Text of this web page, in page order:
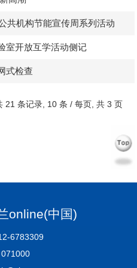
共机构节能宣传周系列活动
室开放互学活动侧记
式检查
21 条记录, 10 条 / 每页, 共 3 页
online(中国)
6783309